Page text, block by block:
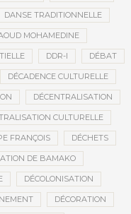
DANSE TRADITIONNELLE
MOHAMEDINE
DDR-I DÉBAT
DÉCADENCE CULTURELLE
DÉCENTRALISATION
CULTURELLE
FRANÇOIS DÉCHETS
DE BAMAKO
DÉCOLONISATION
DÉCORATION